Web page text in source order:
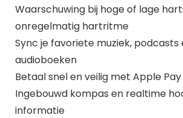
Waarschuwing bij hoge of lage
onregelmatig hartritme
Sync je favoriete muziek, podcasts
audioboeken
Betaal snel en veilig met Apple Pay
Ingebouwd kompas en realtime
informatie